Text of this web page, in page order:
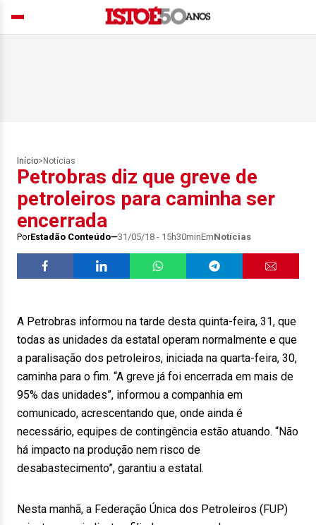
Início> Notícias
Petrobras diz que greve de
petroleiros para caminha ser
encerrada
PorEstadão Conteúdo 31/05/18 - 15h30minEmNotícias
A Petrobras informou na tarde desta quinta-feira, 31, que
todas as unidades da estatal operam normalmente e que
a paralisação dos petroleiros, iniciada na quarta-feira, 30,
caminha para o fim. “A greve já foi encerrada em mais de
95% das unidades”, informou a companhia em
comunicado, acrescentando que, onde ainda é
necessário, equipes de contingência estão atuando. “Não
há impacto na produção nem risco de
desabastecimento”, garantiu a estatal.
Nesta manhã, a Federação Única dos Petroleiros (FUP)